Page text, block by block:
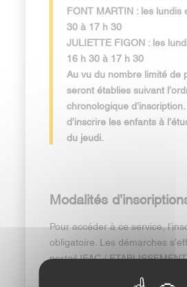
FONT MARTIN : les lundis
30 à 17 h 30
JULIETTE FIGON : les
16 h 30 à 17 h 30
Au vu du nombre limité de
seront établies suivant
chronologique
d’inscrire les enfants à
du jeudi.
Modalités
Pour accéder à ce service,
obligatoire. Les démarches
portail IFAC /